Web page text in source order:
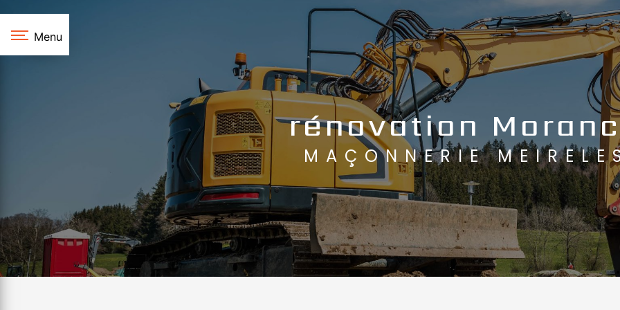
Menu
rénovation
MAÇONNERIE